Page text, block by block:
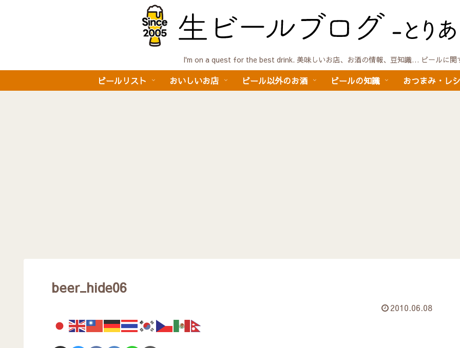
I'm on a quest for the best drink. 美味しいお店、お酒の情報、豆知識… ビールに関
ビールリスト おいしいお店 ビール以外のお酒 ビールの知識 おつまみ・レ
beer_hide06
2010.06.08